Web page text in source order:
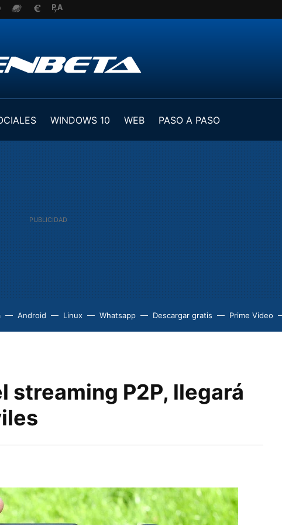
WINDOWS 10 WEB
PASO A PASO
Android Linux Whatsapp Descargar gratis Prime Video
streaming P2P, llegará